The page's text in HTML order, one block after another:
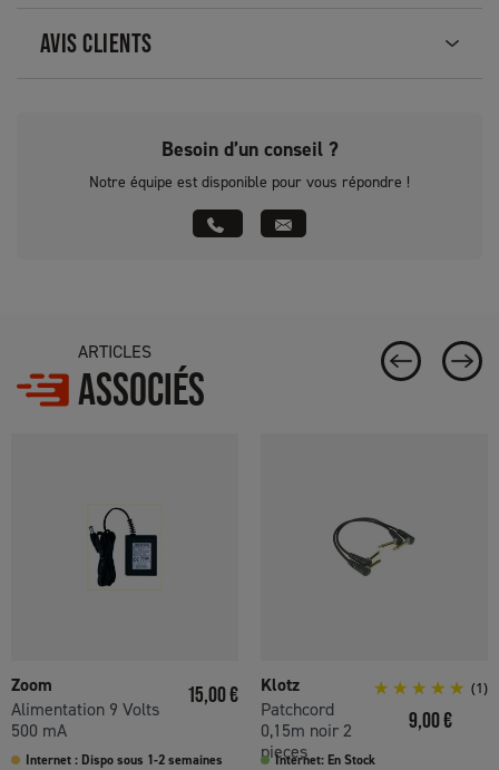
AVIS CLIENTS
Besoin d’un conseil ?
Notre équipe est disponible pour vous répondre !
ARTICLES
ASSOCIÉS
Zoom
Alimentation 9 Volts
500 mA
Prix
15,00 €
Internet : Dispo sous 1-2 semaines
Klotz
Patchcord
0,15m noir 2
pieces
(1)
Prix
9,00 €
Internet: En Stock